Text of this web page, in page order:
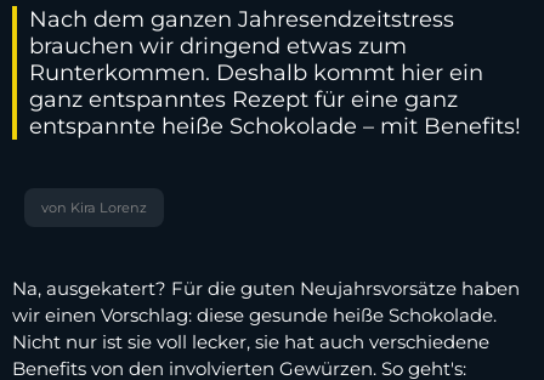
Nach dem ganzen Jahresendzeitstress
brauchen wir dringend etwas zum
Runterkommen. Deshalb kommt hier ein
ganz entspanntes Rezept für eine ganz
entspannte heiße Schokolade – mit Benefits!
von Kira Lorenz
Na, ausgekatert? Für die guten Neujahrsvorsätze haben
wir einen Vorschlag: diese gesunde heiße Schokolade.
Nicht nur ist sie voll lecker, sie hat auch verschiedene
Benefits von den involvierten Gewürzen. So geht's: